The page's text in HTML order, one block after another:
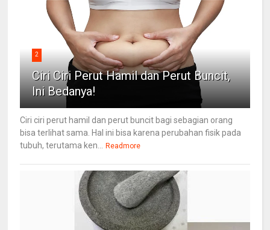
2
Ciri Ciri Perut Hamil dan Perut Buncit,
Ini Bedanya!
Ciri ciri perut hamil dan perut buncit bagi sebagian orang
bisa terlihat sama. Hal ini bisa karena perubahan fisik pada
tubuh, terutama ken...
Readmore